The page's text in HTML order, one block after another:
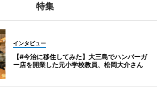
特集
インタビュー
【#今治に移住してみた】大三島でハンバーガ
ー店を開業した元小学校教員、松岡大介さん